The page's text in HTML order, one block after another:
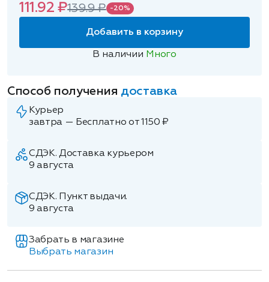
111.92 ₽139.9 ₽ -20%
Добавить в корзину
В наличии Много
Способ получения доставка
Курьер
завтра — Бесплатно от 1150 ₽
СДЭК. Доставка курьером
9 августа
СДЭК. Пункт выдачи.
9 августа
Забрать в магазине
Выбрать магазин